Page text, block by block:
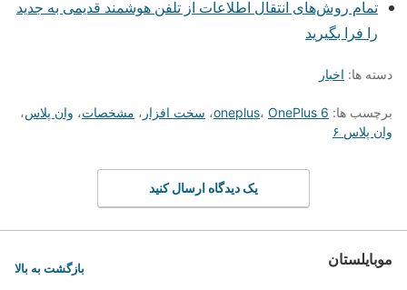
تمام روش‌های انتقال اطلاعات از تلفن هوشمند قدیمی به جدید
را فرا بگیرید
دسته ها: اخبار
برچسب ها: oneplus، OnePlus 6 ، سخت افزار ، مشخصات، وان پلاس،
وان پلاس ۶
یک دیدگاه ارسال کنید
موبایلستان بازگشت به بالا